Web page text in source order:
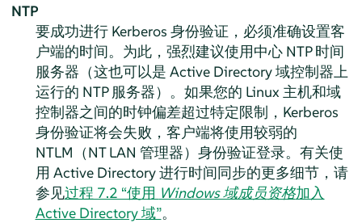
NTP
要成功进行 Kerberos 身份验证，必须准确设置客
户端的时间。为此，强烈建议使用中心 NTP 时间
服务器（这也可以是 Active Directory 域控制器上
运行的 NTP 服务器）。如果您的 Linux 主机和域
控制器之间的时钟偏差超过特定限制，Kerberos
身份验证将会失败，客户端将使用较弱的
NTLM（NT LAN 管理器）身份验证登录。有关使
用 Active Directory 进行时间同步的更多细节，请
参见过程 7.2 “使用 Windows 域成员资格加入
Active Directory 域”。